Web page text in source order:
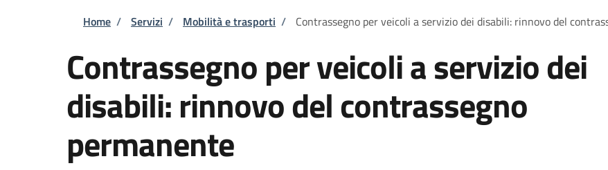
Briciole di pane
Home / Servizi / Mobilità e trasporti / Contrassegno per veicoli a servizio dei disabili: rinnovo del
Contrassegno per veicoli a servizio dei
disabili: rinnovo del contrassegno
permanente